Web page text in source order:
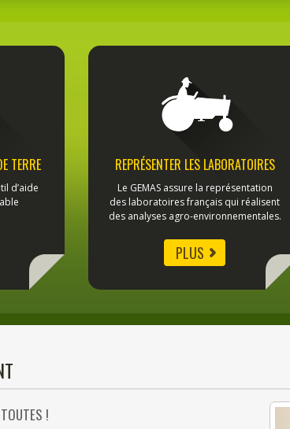
TERRE
d’aide
REPRÉSENTER LES LABORATOIRES
Le GEMAS assure la représentation
des laboratoires français qui réalisent
des analyses agro-environnementales.
PLUS
S !